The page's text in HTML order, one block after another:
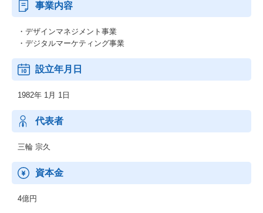
事業内容
・デザインマネジメント事業
・デジタルマーケティング事業
設立年月日
1982年 1月 1日
代表者
三輪 宗久
資本金
4億円